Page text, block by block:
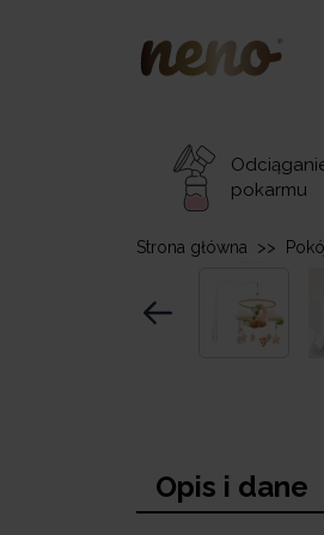
pokarmu
Strona główna >>
Opis i dane